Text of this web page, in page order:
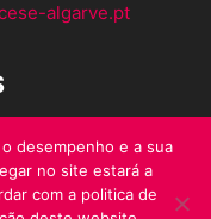
algarve.pt
desempenho e a sua
no site estará a
com a politica de